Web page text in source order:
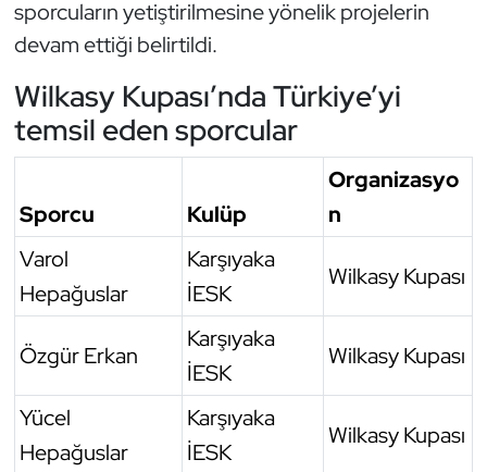
sporcuların yetiştirilmesine yönelik projelerin
devam ettiği belirtildi.
Wilkasy Kupası’nda Türkiye’yi
temsil eden sporcular
Sporcu Kulüp
Organizasyo
n
Varol
Hepağuslar
Karşıyaka
İESK
Wilkasy Kupası
Özgür Erkan
Karşıyaka
İESK
Wilkasy Kupası
Yücel
Hepağuslar
Karşıyaka
İESK
Wilkasy Kupası
Triatlon
Voleybol
Vücut Geliştirme Fitness
Wushu Kungfu
Yelken
Yüzme